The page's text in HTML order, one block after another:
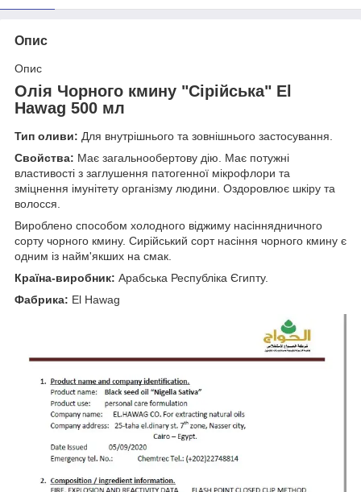
Опис
Опис
Олія Чорного кмину "Сірійська" El
Hawag 500 мл
Тип оливи: Для внутрішнього та зовнішнього застосування.
Свойства: Має загальнообертову дію. Має потужні
властивості з заглушення патогенної мікрофлори та
зміцнення імунітету організму людини. Оздоровлює шкіру та
волосся.
Вироблено способом холодного віджиму насіннядничного
сорту чорного кмину. Сирійський сорт насіння чорного кмину є
одним із найм'якших на смак.
Країна-виробник: Арабська Республіка Єгипту.
Фабрика: El Hawag